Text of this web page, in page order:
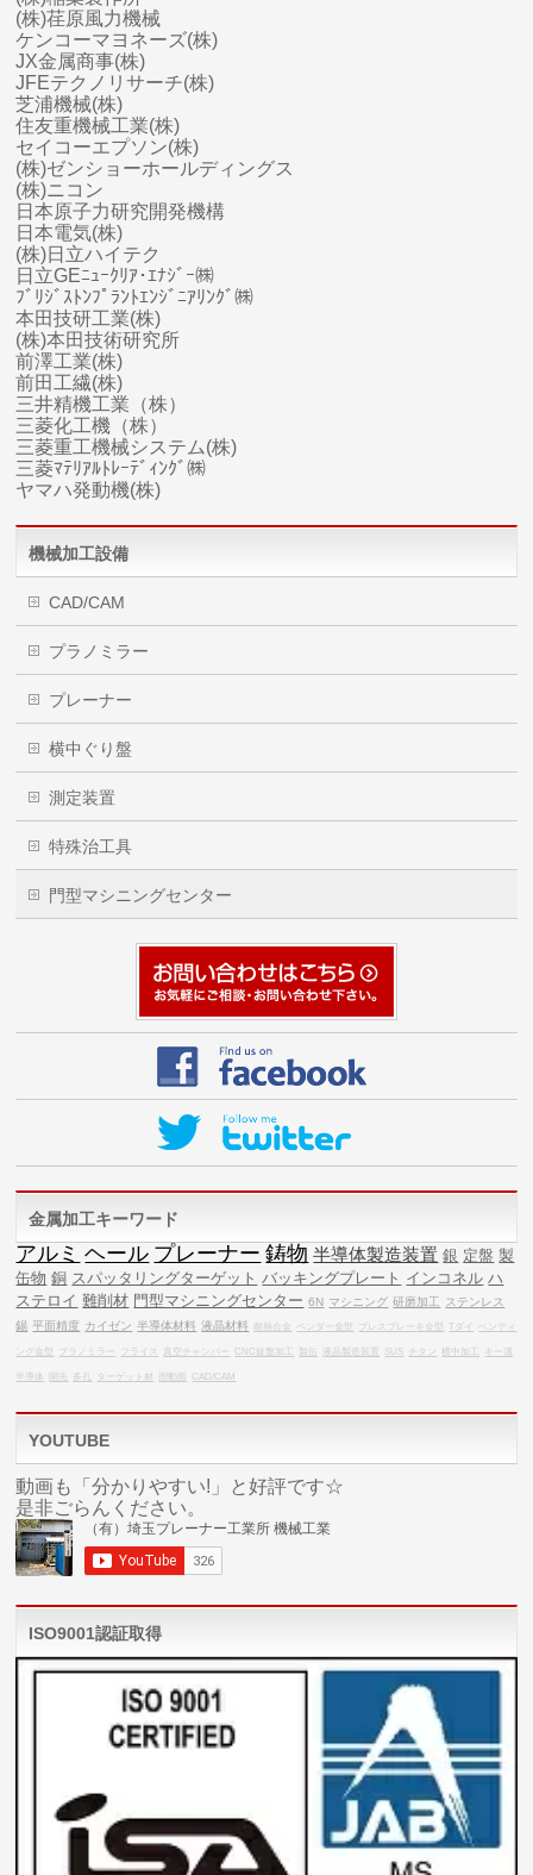
(株)荏原風力機械
ケンコーマヨネーズ(株)
JX金属商事(株)
JFEテクノリサーチ(株)
芝浦機械(株)
住友重機械工業(株)
セイコーエプソン(株)
(株)ゼンショーホールディングス
(株)ニコン
日本原子力研究開発機構
日本電気(株)
(株)日立ハイテク
日立GEﾆｭｰｸﾘｱ･ｴﾅｼﾞｰ㈱
ﾌﾞﾘｼﾞｽﾄﾝﾌﾟﾗﾝﾄｴﾝｼﾞﾆｱﾘﾝｸﾞ㈱
本田技研工業(株)
(株)本田技術研究所
前澤工業(株)
前田工繊(株)
三井精機工業（株）
三菱化工機（株）
三菱重工機械システム(株)
三菱ﾏﾃﾘｱﾙﾄﾚｰﾃﾞｨﾝｸﾞ㈱
ヤマハ発動機(株)
機械加工設備
CAD/CAM
プラノミラー
プレーナー
横中ぐり盤
測定装置
特殊治工具
門型マシニングセンター
金属加工キーワード
アルミ ヘール プレーナー 鋳物 半導体製造装置 銀 定盤 製
缶物 銅 スパッタリングターゲット バッキングプレート インコネル ハ
ステロイ 難削材 門型マシニングセンター 6N マシニング 研磨加工
ステンレス
錫 平面精度 カイゼン 半導体材料 液晶材料 耐熱合金 ベンダー金型 プレスブレーキ金型 Tダイ ベンディ
ング金型 プラノミラー フライス 真空チャンバー CNC旋盤加工 製缶 液晶製造装置 SUS チタン 横中加工 キー溝
半導体 多孔 ターゲット材 摺動面 CAD/CAM
YOUTUBE
動画も「分かりやすい!」と好評です☆
是非ごらんください。
ISO9001認証取得